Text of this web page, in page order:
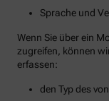
Sprache und
Wenn Sie über ein
zugreifen, können
erfassen:
den Typ des